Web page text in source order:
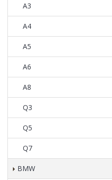
A3
A4
A5
A6
A8
Q3
Q5
Q7
BMW